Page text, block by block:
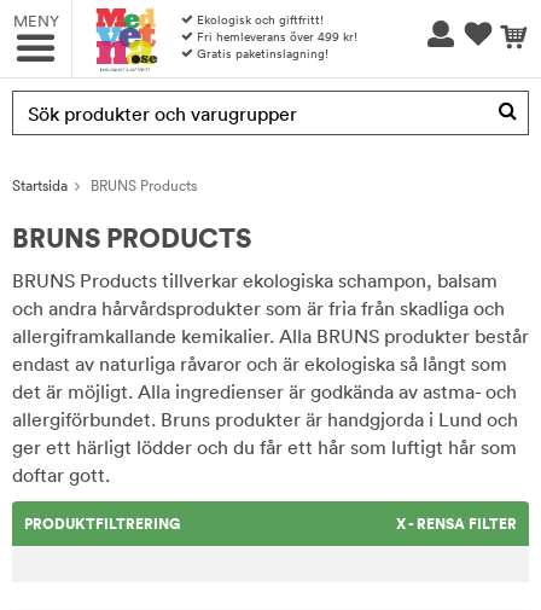
MENY
Ekologisk och giftfritt!
Fri hemleverans över 499 kr!
Gratis paketinslagning!
Produkten har blivit tillagd i varukorgen
Startsida BRUNS Products
BRUNS PRODUCTS
BRUNS Products tillverkar ekologiska schampon, balsam
och andra hårvårdsprodukter som är fria från skadliga och
allergiframkallande kemikalier. Alla BRUNS produkter består
endast av naturliga råvaror och är ekologiska så långt som
det är möjligt. Alla ingredienser är godkända av astma- och
allergiförbundet. Bruns produkter är handgjorda i Lund och
ger ett härligt lödder och du får ett hår som luftigt hår som
doftar gott.
PRODUKTFILTRERING X - RENSA FILTER